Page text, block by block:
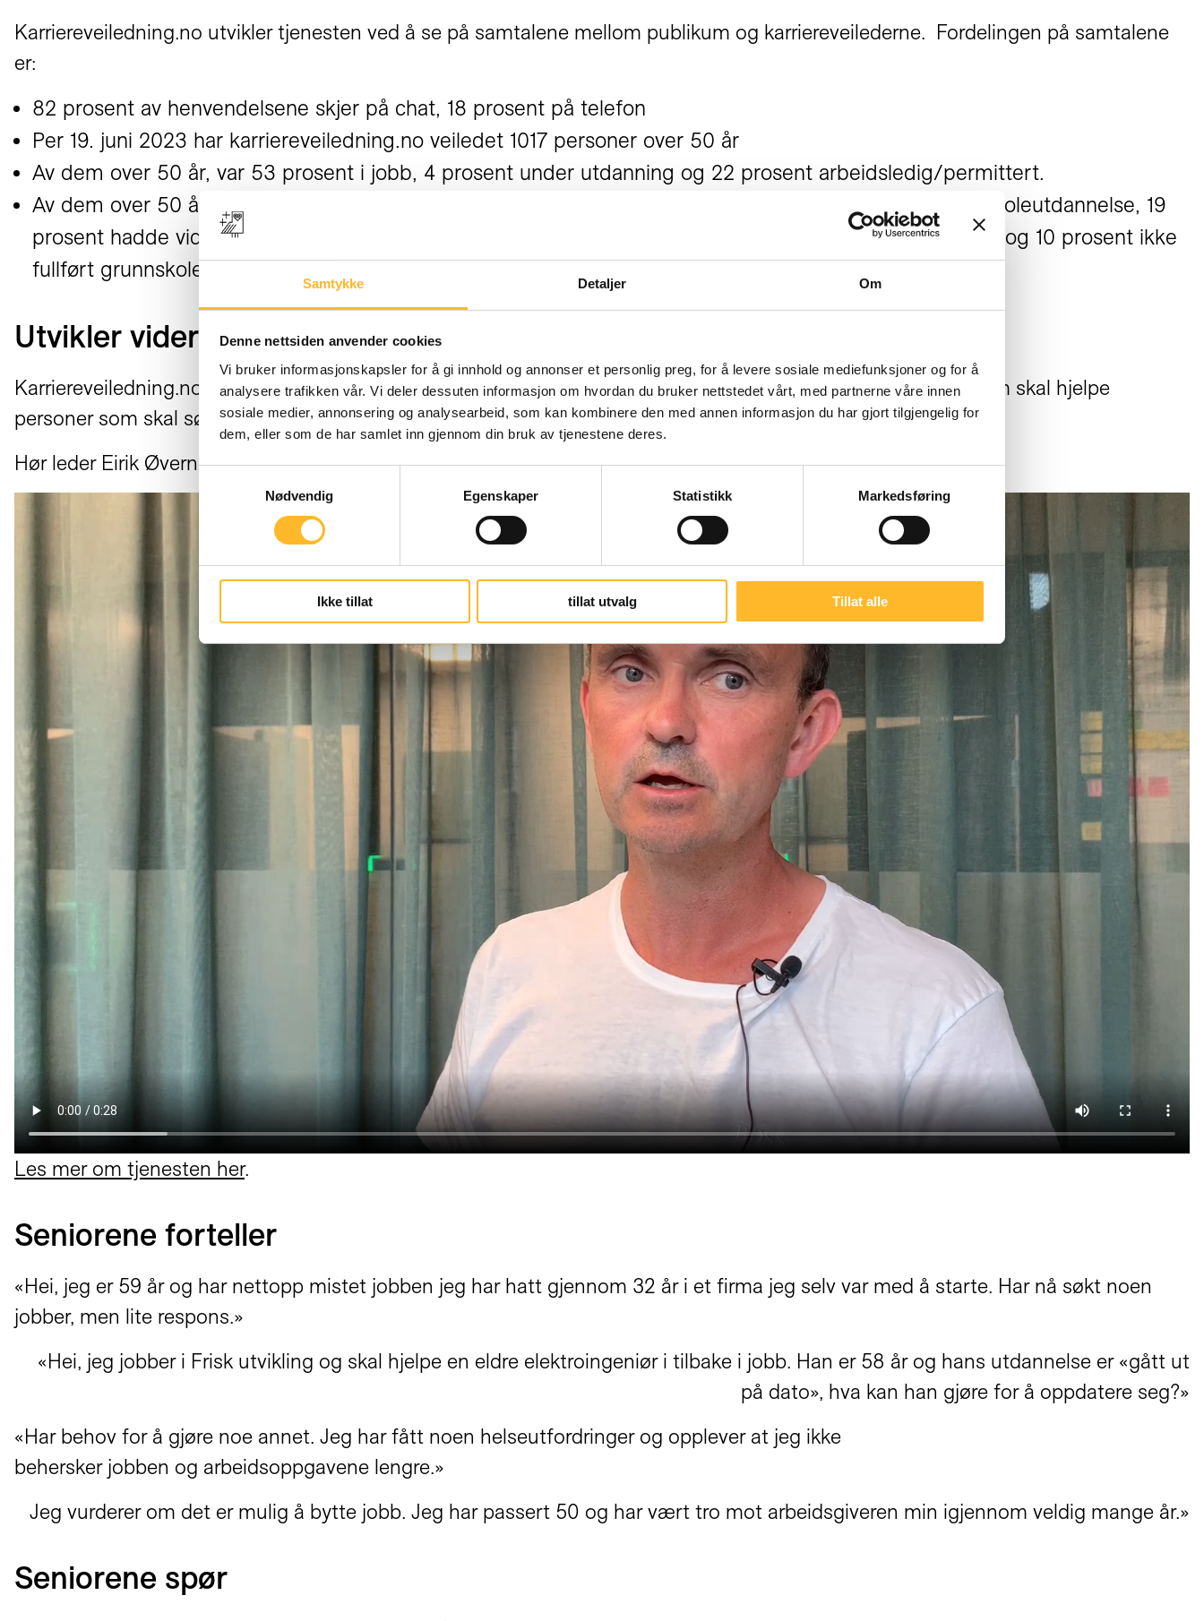
Samtykke Detaljer Om
Denne nettsiden anvender cookies
Vi bruker informasjonskapsler for å gi innhold og annonser et personlig preg, for å levere sosiale mediefunksjoner og for å
analysere trafikken vår. Vi deler dessuten informasjon om hvordan du bruker nettstedet vårt, med partnerne våre innen
sosiale medier, annonsering og analysearbeid, som kan kombinere den med annen informasjon du har gjort tilgjengelig for
dem, eller som de har samlet inn gjennom din bruk av tjenestene deres.
Nødvendig
Egenskaper Statistikk Markedsføring
Ikke tillat tillat utvalg Tillat alle
Karriereveiledning.no utvikler tjenesten ved å se på samtalene mellom publikum og karriereveilederne. Fordelingen på samtalene
er:
82 prosent av henvendelsene skjer på chat, 18 prosent på telefon
Per 19. juni 2023 har karriereveiledning.no veiledet 1017 personer over 50 år
Av dem over 50 år, var 53 prosent i jobb, 4 prosent under utdanning og 22 prosent arbeidsledig/permittert.
Av dem over 50 år, hadde 31 prosent over fire års universitetsutdannelse, 20 prosent inntil tre års høyskoleutdannelse, 19
prosent hadde videregående skole som høyeste utdannelse, 11 prosent fagskole, ni prosent grunnskole og 10 prosent ikke
fullført grunnskole.
Utvikler videre i høst
Karriereveiledning.no jobber med å utvikle innholdet videre. Blant annet vil de i høst videreutvikle løsninger som skal hjelpe
personer som skal søke jobb.
Hør leder Eirik Øvernes fortelle om tjenesten (28 sekunder).
Les mer om tjenesten her.
Seniorene forteller
«Hei, jeg er 59 år og har nettopp mistet jobben jeg har hatt gjennom 32 år i et firma jeg selv var med å starte. Har nå søkt noen
jobber, men lite respons.»
«Hei, jeg jobber i Frisk utvikling og skal hjelpe en eldre elektroingeniør i tilbake i jobb. Han er 58 år og hans utdannelse er «gått ut
på dato», hva kan han gjøre for å oppdatere seg?»
«Har behov for å gjøre noe annet. Jeg har fått noen helseutfordringer og opplever at jeg ikke
behersker jobben og arbeidsoppgavene lengre.»
Jeg vurderer om det er mulig å bytte jobb. Jeg har passert 50 og har vært tro mot arbeidsgiveren min igjennom veldig mange år.»
Seniorene spør